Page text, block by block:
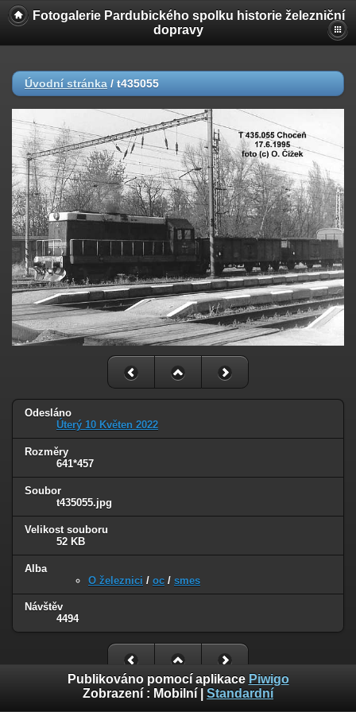
Fotogalerie Pardubického spolku historie železniční
dopravy
Úvodní stránka / t435055
Odesláno
Úterý 10 Květen 2022
Rozměry
641*457
Soubor
t435055.jpg
Velikost souboru
52 KB
Alba
O železnici / oc / smes
Návštěv
4494
Publikováno pomocí aplikace Piwigo
Zobrazení : Mobilní Standardní